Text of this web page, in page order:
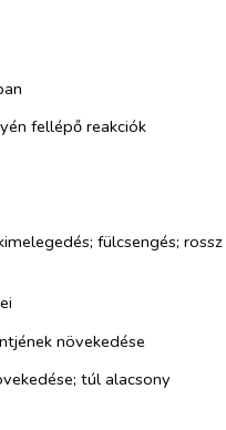
fellépő reakciók
fülcsengés; rossz
növekedése
túl alacsony